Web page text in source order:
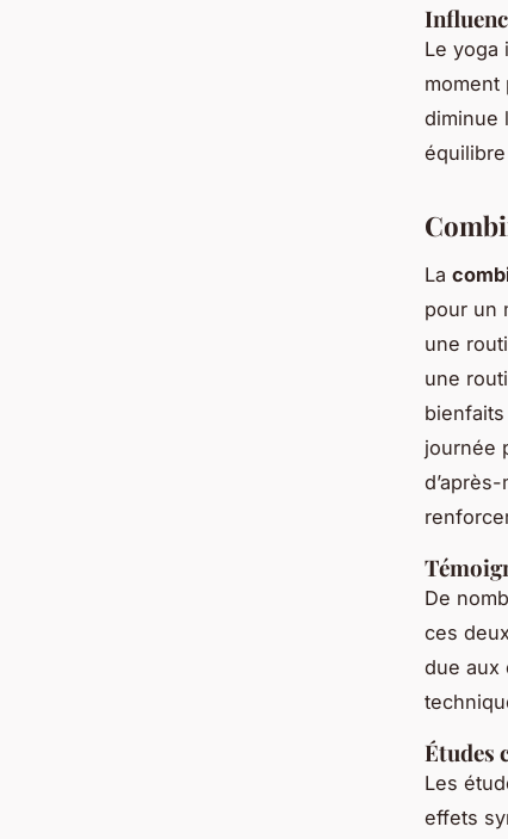
Le yoga
moment
diminue
La
pour un
une
une
journée
De
ces
due aux
Études
Les
effets